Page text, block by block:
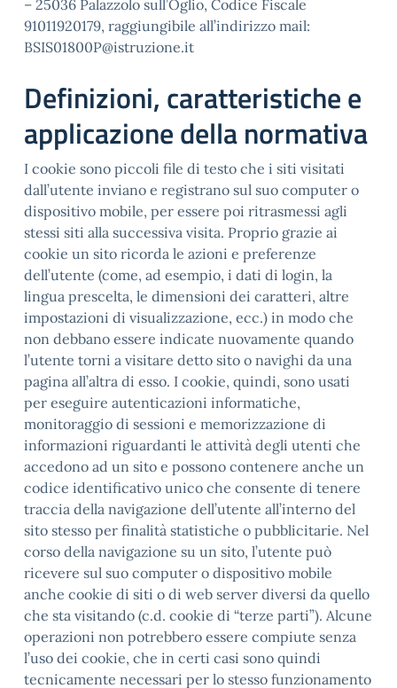
– 25036 Palazzolo sull’Oglio, Codice Fiscale
91011920179, raggiungibile all’indirizzo mail:
BSIS01800P@istruzione.it
Definizioni, caratteristiche e
applicazione della normativa
I cookie sono piccoli file di testo che i siti visitati
dall’utente inviano e registrano sul suo computer o
dispositivo mobile, per essere poi ritrasmessi agli
stessi siti alla successiva visita. Proprio grazie ai
cookie un sito ricorda le azioni e preferenze
dell’utente (come, ad esempio, i dati di login, la
lingua prescelta, le dimensioni dei caratteri, altre
impostazioni di visualizzazione, ecc.) in modo che
non debbano essere indicate nuovamente quando
l’utente torni a visitare detto sito o navighi da una
pagina all’altra di esso. I cookie, quindi, sono usati
per eseguire autenticazioni informatiche,
monitoraggio di sessioni e memorizzazione di
informazioni riguardanti le attività degli utenti che
accedono ad un sito e possono contenere anche un
codice identificativo unico che consente di tenere
traccia della navigazione dell’utente all’interno del
sito stesso per finalità statistiche o pubblicitarie. Nel
corso della navigazione su un sito, l’utente può
ricevere sul suo computer o dispositivo mobile
anche cookie di siti o di web server diversi da quello
che sta visitando (c.d. cookie di “terze parti”). Alcune
operazioni non potrebbero essere compiute senza
l’uso dei cookie, che in certi casi sono quindi
tecnicamente necessari per lo stesso funzionamento